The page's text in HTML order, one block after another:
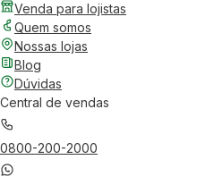
Venda para lojistas
Quem somos
Nossas lojas
Blog
Dúvidas
Central de vendas
0800-200-2000